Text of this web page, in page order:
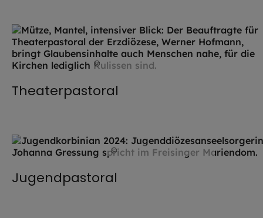
© EOM / Axel Effner
Theaterpastoral
© Daniel Körberle / EOM
Jugendpastoral